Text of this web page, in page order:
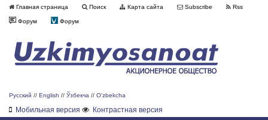
Главная страница Поиск Карта сайта Subscribe Rss
Форум Форум
Русский // English // Ўзбекча // O'zbekcha
Мобильная версия Контрастная версия